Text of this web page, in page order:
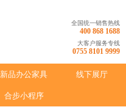
全国统一销售热线
400 868 1688
大客户服务专线
0755 8101 9999
新品办公家具 线下展厅
合步小程序